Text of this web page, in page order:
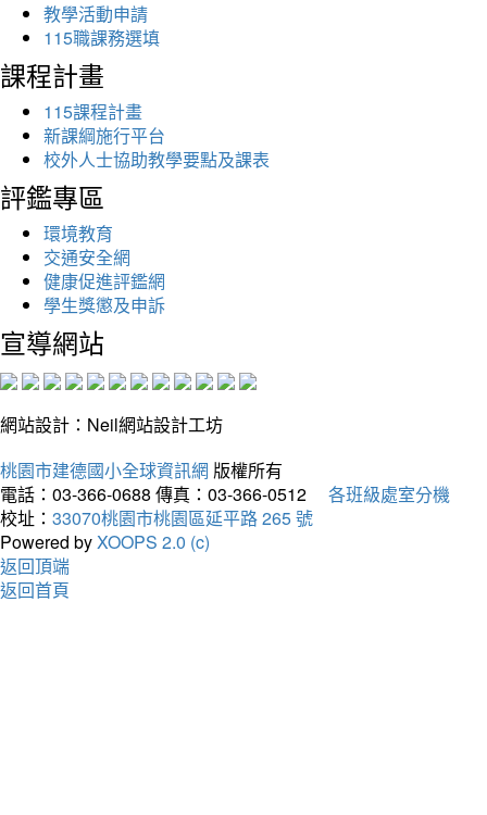
教學活動申請
115職課務選填
課程計畫
115課程計畫
新課綱施行平台
校外人士協助教學要點及課表
評鑑專區
環境教育
交通安全網
健康促進評鑑網
學生獎懲及申訴
宣導網站
網站設計：Neil網站設計工坊
桃園市建德國小全球資訊網 版權所有
電話：03-366-0688 傳真：03-366-0512
各班級處室分機
校址： 33070桃園市桃園區延平路 265 號
Powered byXOOPS 2.0 (c)
返回頂端
返回首頁